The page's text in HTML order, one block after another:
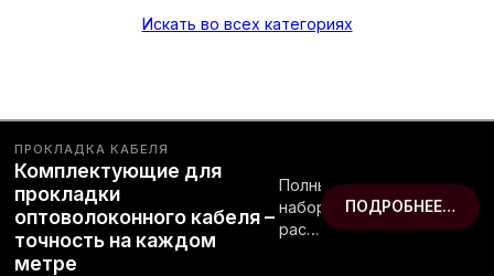
Искать во всех категориях
ПРОКЛАДКА КАБЕЛЯ
Комплектующие для
прокладки
оптоволоконного кабеля –
точность на каждом
метре
Полный
набор
расходных
ПОДРОБНЕЕ…